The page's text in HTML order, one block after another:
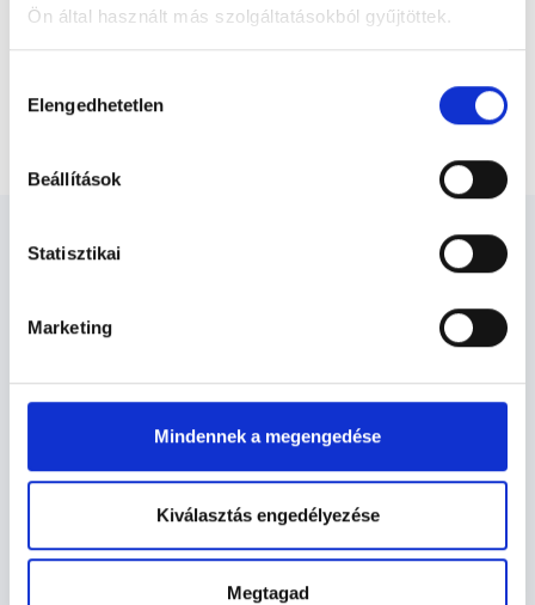
Ön által használt más szolgáltatásokból gyűjtöttek.
szabályzat:https://foglaljorvost.hu/info/foglaljorvost-
kiválasztása
Elengedhetetlen
Beállítások
Statisztikai
Marketing
Mindennek a megengedése
Kiválasztás engedélyezése
Megtagad
Főoldal Proktológus
Proktológus Budapest, V.
kerület - Proktológia
SZAKTERÜLETEK
Szolgáltatások